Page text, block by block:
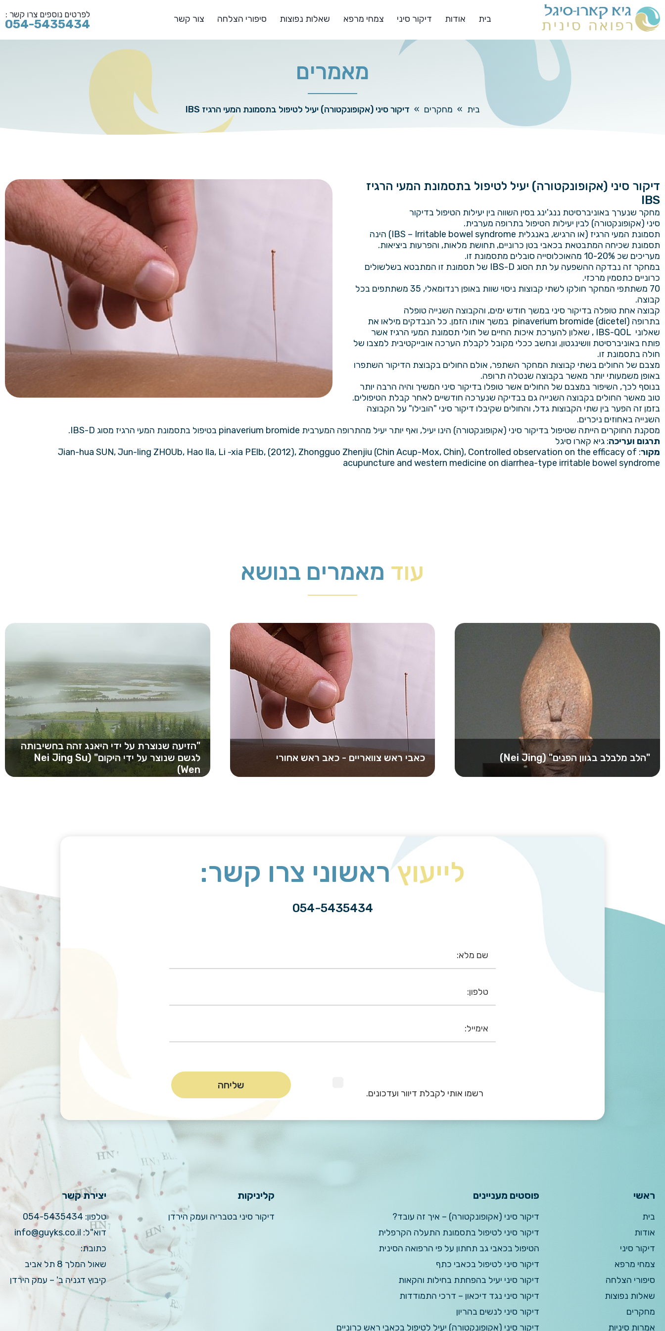
בית אודות דיקור סיני צמחי מרפא שאלות נפוצות סיפורי הצלחה צור קשר לפרטים נוספים צרו קשר :
054-5435434
מאמרים
בית » מחקרים » דיקור סיני (אקופונקטורה) יעיל לטיפול בתסמונת המעי הרגיז IBS
דיקור סיני (אקופונקטורה) יעיל לטיפול בתסמונת המעי הרגיז
IBS
מחקר שנערך באוניברסיטת ננג'ינג בסין השווה בין יעילות הטיפול בדיקור
סיני (אקופונקטורה) לבין יעילות הטיפול בתרופה מערבית.
תסמונת המעי הרגיז (או הרגיש, באנגלית IBS – Irritable bowel syndrome) הינה
תסמונת שכיחה המתבטאת בכאבי בטן כרוניים, תחושת מלאות, והפרעות ביציאות.
מעריכים שכ 10-20% מהאוכלוסייה סובלים מתסמונת זו.
במחקר זה נבדקה ההשפעה על תת הסוג IBS-D של תסמונת זו המתבטא בשלשולים
כרוניים כתסמין מרכזי.
70 משתתפי המחקר חולקו לשתי קבוצות ניסוי שוות באופן רנדומאלי, 35 משתתפים בכל
קבוצה.
קבוצה אחת טופלה בדיקור סיני במשך חודש ימים, והקבוצה השנייה טופלה
בתרופה pinaverium bromide (dicetel) במשך אותו הזמן. כל הנבדקים מילאו את
שאלוני IBS-QOL , שאלון להערכת איכות החיים של חולי תסמונת המעי הרגיז אשר
פותח באוניברסיטת וושינגטון, ונחשב ככלי מקובל לקבלת הערכה אובייקטיבית למצבו של
חולה בתסמונת זו.
מצבם של החולים בשתי קבוצות המחקר השתפר, אולם החולים בקבוצת הדיקור השתפרו
באופן משמעותי יותר מאשר בקבוצה שנטלה תרופה.
בנוסף לכך, השיפור במצבם של החולים אשר טופלו בדיקור סיני המשיך והיה הרבה יותר
טוב מאשר החולים בקבוצה השנייה גם בבדיקה שנערכה חודשיים לאחר קבלת הטיפולים.
בזמן זה הפער בין שתי הקבוצות גדל, והחולים שקיבלו דיקור סיני "הובילו" על הקבוצה
השנייה באחוזים ניכרים.
מסקנת החוקרים הייתה שטיפול בדיקור סיני (אקופונקטורה) הינו יעיל, ואף יותר יעיל מהתרופה המערבית pinaverium bromide בטיפול בתסמונת המעי הרגיז מסוג IBS-D.
תרגום ועריכה: גיא קארו סיגל
מקור : Jian-hua SUN, Jun-ling ZHOUb, Hao lla, Li -xia PElb, (2012), Zhongguo Zhenjiu (Chin Acup-Mox, Chin), Controlled observation on the efficacy of
acupuncture and western medicine on diarrhea-type irritable bowel syndrome
עוד מאמרים בנושא
"הלב מלבלב בגוון הפנים" (Nei Jing) כאבי ראש צוואריים - כאב ראש אחורי
"הזיעה שנוצרת על ידי היאנג זהה בחשיבותה
לגשם שנוצר על ידי היקום" (Nei Jing Su
Wen)
לייעוץראשוני צרו קשר:
054-5435434
רשמו אותי לקבלת דיוור ועדכונים.
ראשי
בית
אודות
דיקור סיני
צמחי מרפא
סיפורי הצלחה
שאלות נפוצות
מחקרים
אמרות סיניות
פוסטים מעניינים
דיקור סיני (אקופונקטורה) – איך זה עובד?
דיקור סיני לטיפול בתסמונת התעלה הקרפלית
הטיפול בכאבי גב תחתון על פי הרפואה הסינית
דיקור סיני לטיפול בכאבי כתף
דיקור סיני יעיל בהפחתת בחילות והקאות
דיקור סיני נגד דיכאון – דרכי התמודדות
דיקור סיני לנשים בהריון
דיקור סיני (אקופונקטורה) יעיל לטיפול בכאבי ראש כרוניים
קליניקות
דיקור סיני בטבריה ועמק הירדן
יצירת קשר
טלפון: 054-5435434
דוא"ל: info@guyks.co.il
כתובת:
שאול המלך 8 תל אביב
קיבוץ דגניה ב' – עמק הירדן